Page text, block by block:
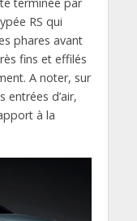
RS qui
phares avant
fins et effilés
A noter, sur
entrées d’air,
à la